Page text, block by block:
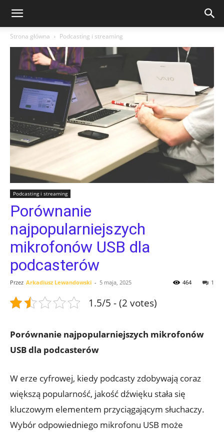
Strona główna Podcasting i streaming
Podcasting i streaming
Porównanie
najpopularniejszych
mikrofonów USB dla
podcasterów
Przez Arkadiusz Lewandowski - 5 maja, 2025 1
464
1.5/5 - (2 votes)
Porównanie najpopularniejszych mikrofonów
USB dla podcasterów
W erze cyfrowej, kiedy podcasty zdobywają coraz
większą popularność, jakość dźwięku stała się
kluczowym elementem przyciągającym słuchaczy.
Wybór odpowiedniego mikrofonu USB może